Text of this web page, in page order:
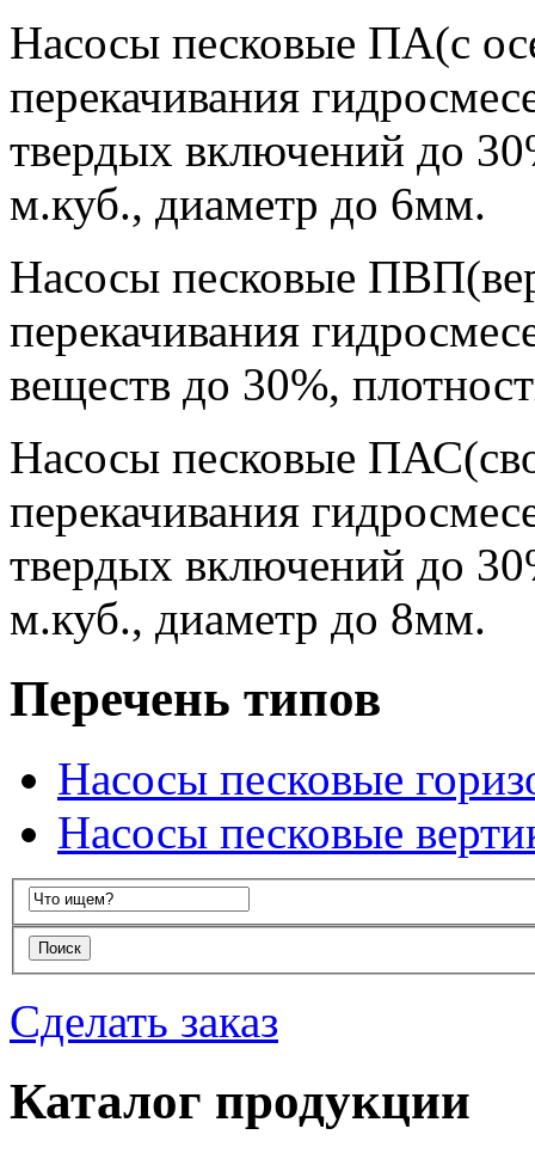
Насосы песковые ПА(с
перекачивания
твердых включений до
м.куб., диаметр до 6мм.
Насосы песковые
перекачивания
веществ до 30%,
Насосы песковые
перекачивания
твердых включений до
м.куб., диаметр до 8мм.
Перечень типов
Насосы песковые
Насосы песковые
Сделать заказ
Каталог продукции